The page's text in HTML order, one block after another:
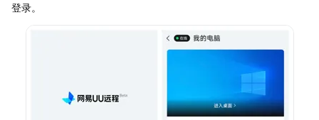
登录。